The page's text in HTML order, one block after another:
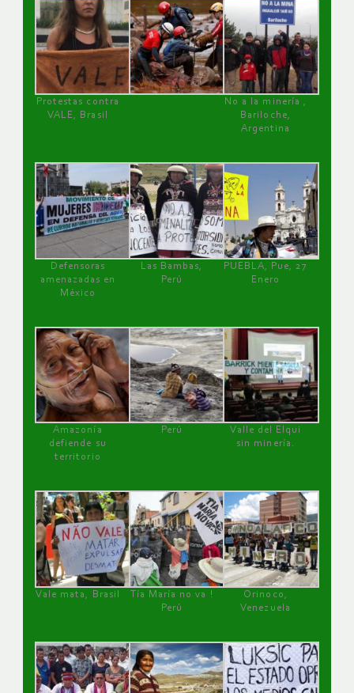
Protestas contra
VALE, Brasil
No a la minería ,
Bariloche,
Argentina
Defensoras
amenazadas en
México
Las Bambas,
Perú
PUEBLA, Pue, 27
Enero
Amazonía
defiende su
territorio
Perú
Valle del Elqui
sin minería.
Vale mata, Brasil
Tía María no va !
Perú
Orinoco,
Venezuela